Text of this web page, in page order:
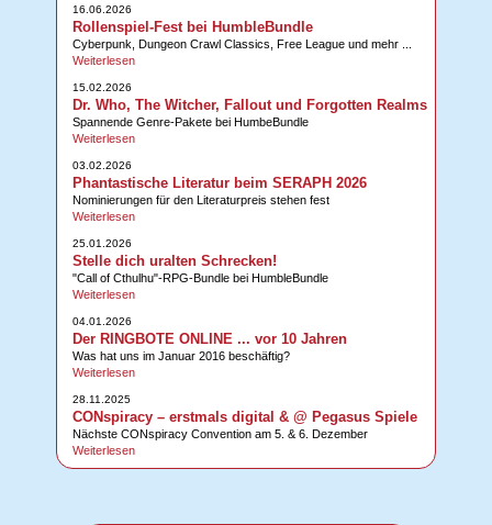
16.06.2026
Rollenspiel-Fest bei HumbleBundle
Cyberpunk, Dungeon Crawl Classics, Free League und mehr ...
Weiterlesen
15.02.2026
Dr. Who, The Witcher, Fallout und Forgotten Realms
Spannende Genre-Pakete bei HumbeBundle
Weiterlesen
03.02.2026
Phantastische Literatur beim SERAPH 2026
Nominierungen für den Literaturpreis stehen fest
Weiterlesen
25.01.2026
Stelle dich uralten Schrecken!
"Call of Cthulhu"-RPG-Bundle bei HumbleBundle
Weiterlesen
04.01.2026
Der RINGBOTE ONLINE ... vor 10 Jahren
Was hat uns im Januar 2016 beschäftig?
Weiterlesen
28.11.2025
CONspiracy – erstmals digital & @ Pegasus Spiele
Nächste CONspiracy Convention am 5. & 6. Dezember
Weiterlesen